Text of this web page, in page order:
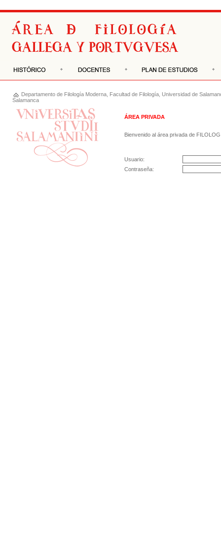
Departamento de Filología Moderna Facultad de Filología Universidad de
Salamanca
ÁREA PRIVADA
Bienvenido al área privada de
Usuario:
Contraseña: